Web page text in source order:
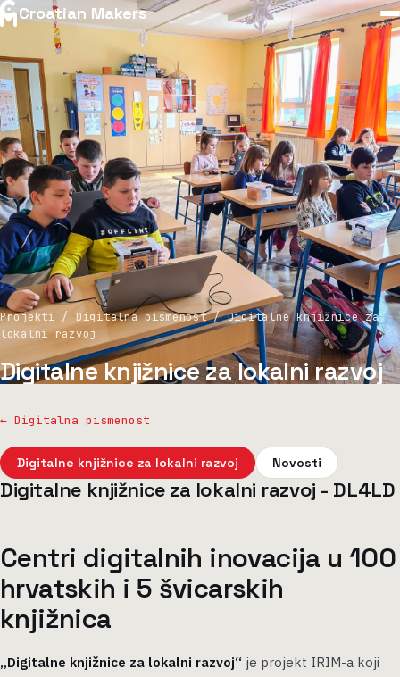
Croatian Makers
Projekti / Digitalna pismenost / Digitalne knjižnice za
lokalni razvoj
Digitalne knjižnice za lokalni razvoj
← Digitalna pismenost
Digitalne knjižnice za lokalni razvoj Novosti
Digitalne knjižnice za lokalni razvoj - DL4LD
Centri digitalnih inovacija u 100
hrvatskih i 5 švicarskih
knjižnica
„Digitalne knjižnice za lokalni razvoj“ je projekt IRIM-a koji